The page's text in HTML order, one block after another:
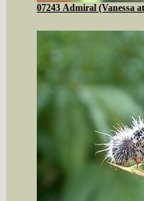
07243 Admiral (Vanessa